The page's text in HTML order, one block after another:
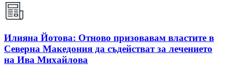
Илияна Йотова: Отново призовавам властите в
Северна Македония да съдействат за лечението
на Ива Михайлова